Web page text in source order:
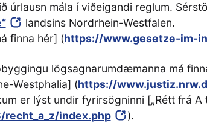
úrlausn mála í viðeigandi reglum.
landsins Nordrhein-Westfalen.
finna hér] (https://www.gesetze-im-
lögsagnarumdæmanna má
Westphalia] (https://
er lýst undir fyrirsögninni [„Rétt frá A
index.php ).